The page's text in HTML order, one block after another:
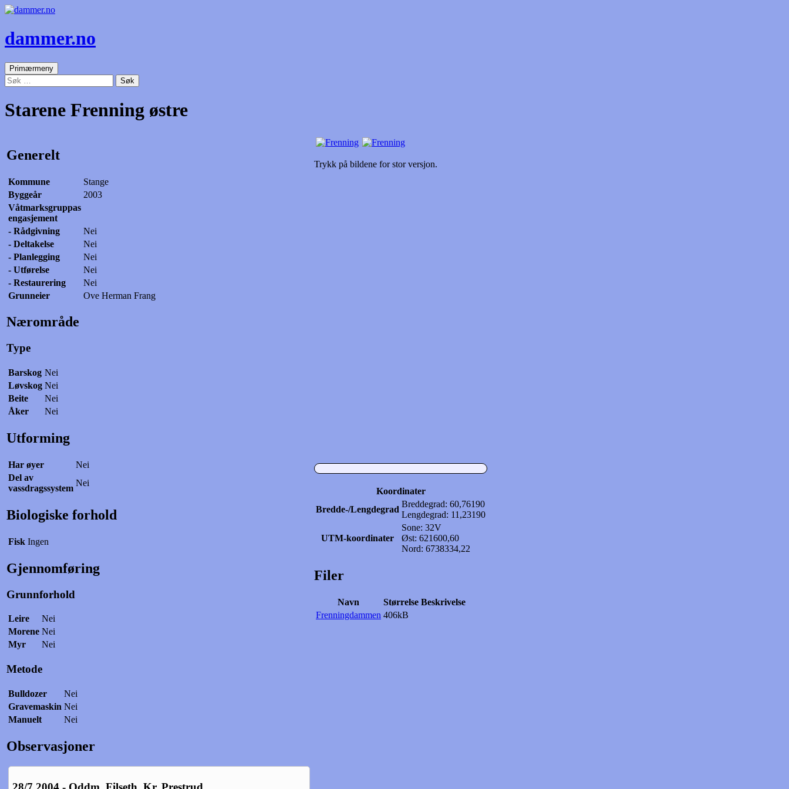
dammer.no
SøkPrimærmeny Gå
til
innhold
Søk
etter:
Starene Frenning østre
Generelt
Kommune
Stange
Byggeår
2003
Våtmarksgruppas
engasjement
- Rådgivning
Nei
- Deltakelse
Nei
- Planlegging
Nei
- Utførelse
Nei
- Restaurering
Nei
Grunneier
Ove Herman Frang
Nærområde
Type
Barskog Nei
Løvskog Nei
Beite
Nei
Åker
Nei
Utforming
Har øyer
Nei
Del av
vassdragssystem
Nei
Biologiske forhold
Fisk Ingen
Gjennomføring
Grunnforhold
Leire
Nei
Morene Nei
Myr
Nei
Metode
Bulldozer
Nei
Gravemaskin Nei
Manuelt
Nei
Observasjoner
Trykk på bildene for stor versjon.
Koordinater
Bredde-/Lengdegrad
Breddegrad: 60,76190
Lengdegrad: 11,23190
UTM-koordinater
Sone: 32V
Øst: 621600,60
Nord: 6738334,22
Filer
Navn Størrelse Beskrivelse
Frenningdammen 406kB